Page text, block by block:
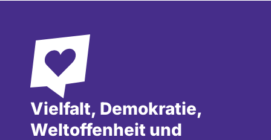
Vielfalt, Demokratie,
Weltoffenheit und